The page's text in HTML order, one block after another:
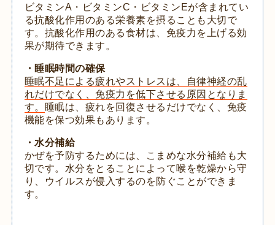
ビタミンA・ビタミンC・ビタミンEが含まれてい
る抗酸化作用のある栄養素を摂ることも大切で
す。抗酸化作用のある食材は、免疫力を上げる効
果が期待できます。
・睡眠時間の確保
睡眠不足による疲れやストレスは、自律神経の乱
れだけでなく、免疫力を低下させる原因となりま
す。 睡眠は、疲れを回復させるだけでなく、免疫
機能を保つ効果もあります。
・水分補給
かぜを予防するためには、こまめな水分補給も大
切です。水分をとることによって喉を乾燥から守
り、ウイルスが侵入するのを防ぐことができま
す。